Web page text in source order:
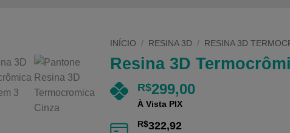
INÍCIO / RESINA 3D / RESINA 3D
Resina 3D
R$299,00
À Vista PIX
R$322,92